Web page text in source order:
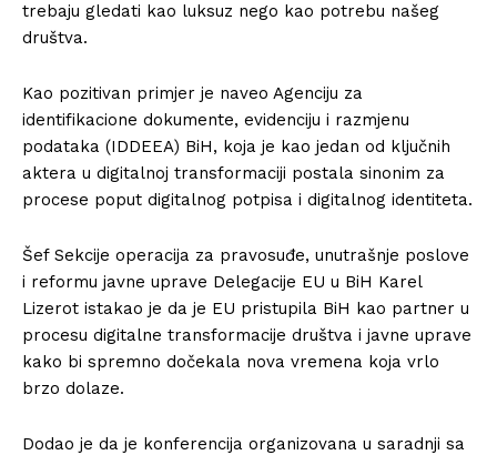
trebaju gledati kao luksuz nego kao potrebu našeg
društva.
Kao pozitivan primjer je naveo Agenciju za
identifikacione dokumente, evidenciju i razmjenu
podataka (IDDEEA) BiH, koja je kao jedan od ključnih
aktera u digitalnoj transformaciji postala sinonim za
procese poput digitalnog potpisa i digitalnog identiteta.
Šef Sekcije operacija za pravosuđe, unutrašnje poslove
i reformu javne uprave Delegacije EU u BiH Karel
Lizerot istakao je da je EU pristupila BiH kao partner u
procesu digitalne transformacije društva i javne uprave
kako bi spremno dočekala nova vremena koja vrlo
brzo dolaze.
Dodao je da je konferencija organizovana u saradnji sa